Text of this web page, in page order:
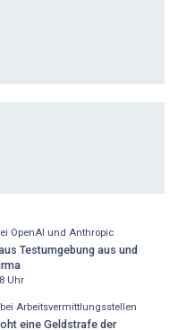
OpenAI und Anthropic
Testumgebung aus und
Uhr
Arbeitsvermittlungsstellen
eine Geldstrafe der